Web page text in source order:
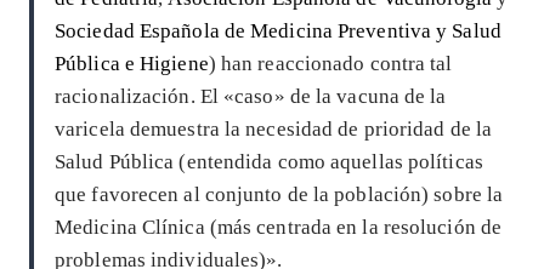
Sociedad Española de Medicina Preventiva y Salud
Pública e Higiene) han reaccionado contra tal
racionalización. El «caso» de la vacuna de la
varicela demuestra la necesidad de prioridad de la
Salud Pública (entendida como aquellas políticas
que favorecen al conjunto de la población) sobre la
Medicina Clínica (más centrada en la resolución de
problemas individuales)».